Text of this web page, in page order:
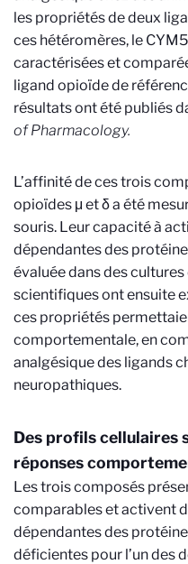
les propriétés de deux
ces hétéromères, le
caractérisées et
ligand opioïde de
résultats ont été publiés
of Pharmacology.
L’affinité de ces trois
opioïdes μ et δ a été
souris. Leur capacité à
dépendantes des
évaluée dans des
scientifiques ont ensuite
ces propriétés
comportementale, en
analgésique des ligands
neuropathiques.
Des profils cellulaires
réponses
Les trois composés
comparables et activent
dépendantes des
déficientes pour l’un des